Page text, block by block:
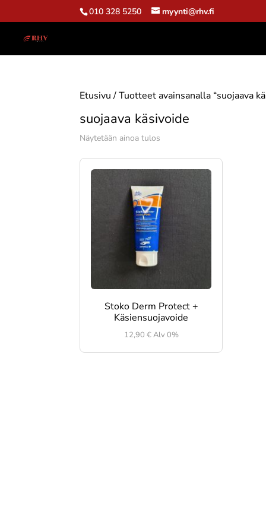
010 328 5250 myynti@rhv.fi
Etusivu/ Tuotteet avainsanalla “suojaava
suojaava käsivoide
Näytetään ainoa tulos
Stoko Derm Protect +
Käsiensuojavoide
12,90 €Alv 0%